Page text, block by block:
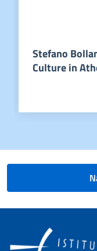
Stefano
Culture in